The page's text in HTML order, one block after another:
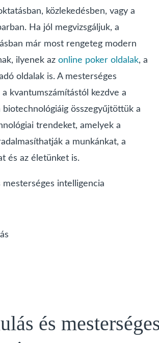
közlekedésben, vagy a
Ha jól megvizsgáljuk, a
már most rengeteg modern
ilyenek az online poker oldalak, a
oldalak is. A mesterséges
kvantumszámítástól kezdve a
összegyűjtöttük a
trendeket, amelyek a
a munkánkat, a
és az életünket is.
mesterséges intelligencia
és